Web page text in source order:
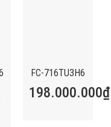
FC-716TU3H6
198.000.000₫